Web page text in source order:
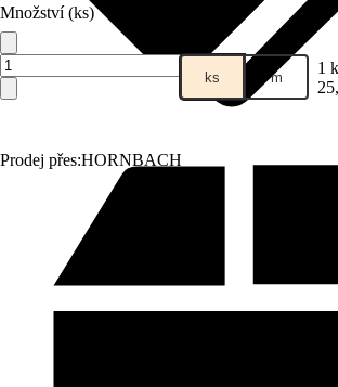
Prodej přes:HORNBACH
Množství (ks)
ks m 1